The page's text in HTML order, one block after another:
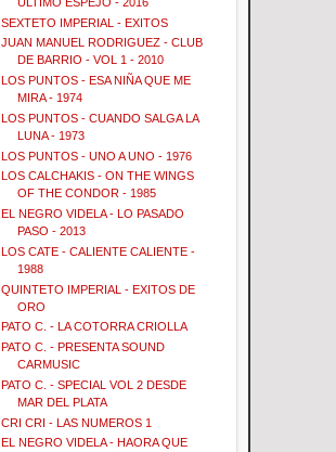
SEXTETO IMPERIAL - EXITOS
JUAN MANUEL RODRIGUEZ - CLUB
DE BARRIO - VOL 1 - 2010
LOS PUNTOS - ESA NIÑA QUE ME
MIRA - 1974
LOS PUNTOS - CUANDO SALGA LA
LUNA - 1973
LOS PUNTOS - UNO A UNO - 1976
LOS CALCHAKIS - ON THE WINGS
OF THE CONDOR - 1985
EL NEGRO VIDELA - LO PASADO
PASO - 2013
LOS CATE - CALIENTE CALIENTE -
1988
QUINTETO IMPERIAL - EXITOS DE
ORO
PATO C. - LA COTORRA CRIOLLA
PATO C. - PRESENTA SOUND
CARMUSIC
PATO C. - SPECIAL VOL 2 DESDE
MAR DEL PLATA
CRI CRI - LAS NUMEROS 1
EL NEGRO VIDELA - HAORA QUE